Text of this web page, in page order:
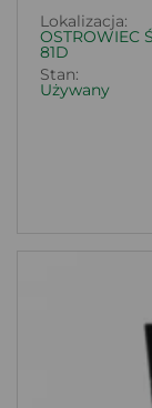
Lokalizacja:
OSTROWIEC
81D
Stan:
Używany